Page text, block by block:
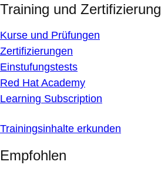
Training und Zertifizierung
Kurse und Prüfungen
Zertifizierungen
Einstufungstests
Red Hat Academy
Learning Subscription
Trainingsinhalte erkunden
Empfohlen